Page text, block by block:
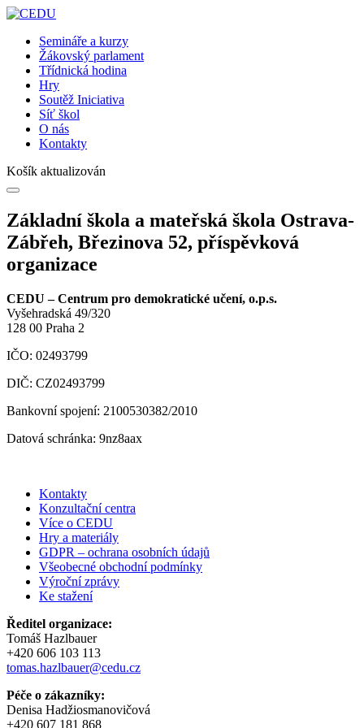
Semináře a kurzy
Žákovský parlament
Třídnická hodina
Hry
Soutěž Iniciativa
Síť škol
O nás
Kontakty
Košík aktualizován
Základní škola a mateřská škola Ostrava-
Zábřeh, Březinova 52, příspěvková
organizace
CEDU – Centrum pro demokratické učení, o.p.s.
Vyšehradská 49/320
128 00 Praha 2
IČO: 02493799
DIČ: CZ02493799
Bankovní spojení: 2100530382/2010
Datová schránka: 9nz8aax
Kontakty
Konzultační centra
Více o CEDU
Hry a materiály
GDPR – ochrana osobních údajů
Všeobecné obchodní podmínky
Výroční zprávy
Ke stažení
Ředitel organizace:
Tomáš Hazlbauer
+420 606 103 113
tomas.hazlbauer@cedu.cz
Péče o zákazníky:
Denisa Hadžiosmanovičová
+420 607 181 868